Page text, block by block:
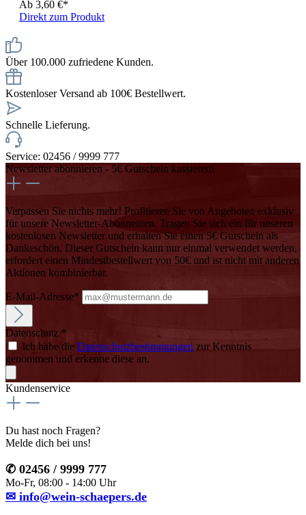
Ab 3,60 €*
Direkt zum Produkt
Über 100.000 zufriedene Kunden.
Kostenloser Versand ab 100€ Bestellwert.
Schnelle Lieferung.
Service: 02456 / 9999 777
Newsletter abonnieren - 5€ Gutschein kassieren!
Verpassen Sie nichts mehr! Profitieren Sie von Angeboten exklusiv
für unsere Newsletter-Abonnenten. Tragen Sie sich ein für unseren
kostenlosen Newsletter und erhalten Sie einen 5€ Gutschein als
Dankeschön. Dieser Gutschein kann nur einmal verwendet werden,
erfordert einen Mindestbestellwert von 50€ und ist nicht mit anderen
Aktionen kombinierbar.
E-Mail-Adresse*
Datenschutz *
Ich habe die Datenschutzbestimmungen zur Kenntnis
genommen und erkenne diese an.
Kundenservice
Du hast noch Fragen?
Melde dich bei uns!
✆ 02456 / 9999 777
Mo-Fr, 08:00 - 14:00 Uhr
✉ info@wein-schaepers.de